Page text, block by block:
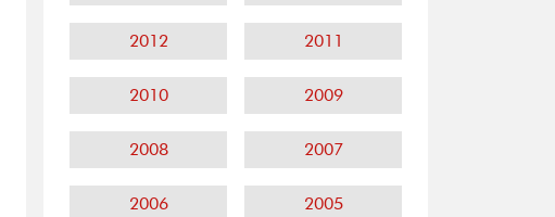
2012 2011
2010 2009
2008 2007
2006 2005